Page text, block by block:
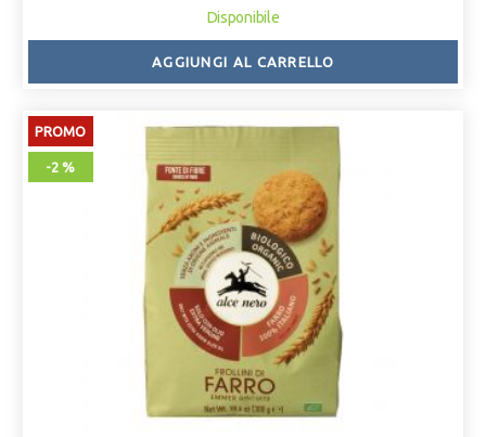
Disponibile
AGGIUNGI AL CARRELLO
PROMO
-2 %